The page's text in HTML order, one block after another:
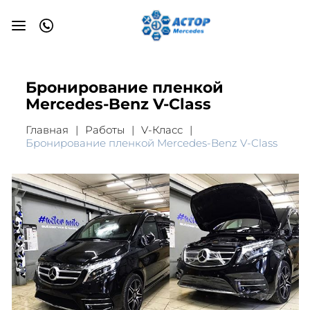
Бронирование пленкой
Mercedes-Benz V-Class
Главная Работы
V-Класс
Бронирование пленкой Mercedes-Benz V-Class